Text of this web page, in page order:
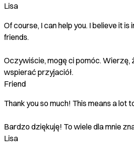
Lisa
Of course, I can help you. I believe it
friends.
Oczywiście, mogę ci pomóc. Wierzę,
wspierać przyjaciół.
Friend
Thank you so much! This means a lot
Bardzo dziękuję! To wiele dla mnie
Lisa